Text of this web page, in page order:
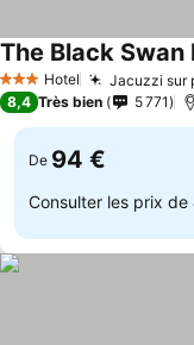
3 ÉtoilesHotel Jacuzzi sur
The Black Swan
8,4 Très bien 5 771
De 94 €
Consulter les prix de